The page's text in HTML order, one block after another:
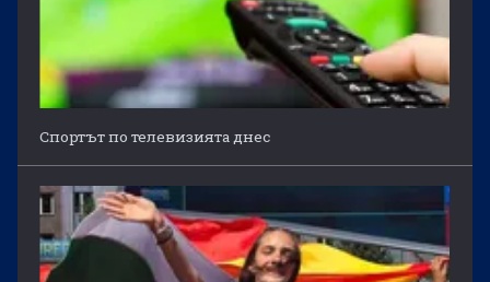
Спортът по телевизията днес